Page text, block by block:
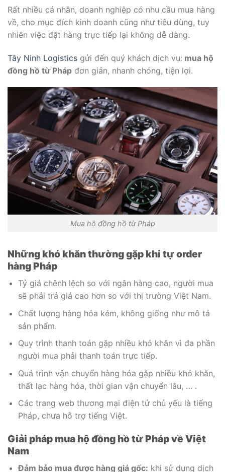
Rất nhiều cá nhân, doanh nghiệp có nhu cầu mua hàng
về, cho mục đích kinh doanh cũng như tiêu dùng, tuy
nhiên việc đặt hàng trực tiếp lại không dễ dàng.
Tây Ninh Logistics gửi đến quý khách dịch vụ: mua hộ
đồng hồ từ Pháp đơn giản, nhanh chóng, tiện lợi.
Mua hộ đồng hồ từ Pháp
Những khó khăn thường gặp khi tự order
hàng Pháp
Tỷ giá chênh lệch so với ngân hàng cao, người mua
sẽ phải trả giá cao hơn so với thị trường Việt Nam.
Chất lượng hàng hóa kém, không giống như mô tả
sản phẩm.
Quy trình thanh toán gặp nhiều khó khăn vì đa phần
người mua phải thanh toán trực tiếp.
Quá trình vận chuyển hàng hóa gặp nhiều khó khăn,
thất lạc hàng hóa, thời gian vận chuyển lâu, … .
Các trang web thương mại điện tử chủ yếu là tiếng
Pháp, chưa hỗ trợ tiếng Việt.
Giải pháp mua hộ đồng hồ từ Pháp về Việt
Nam
Đảm bảo mua được hàng giá gốc: khi sử dụng dịch